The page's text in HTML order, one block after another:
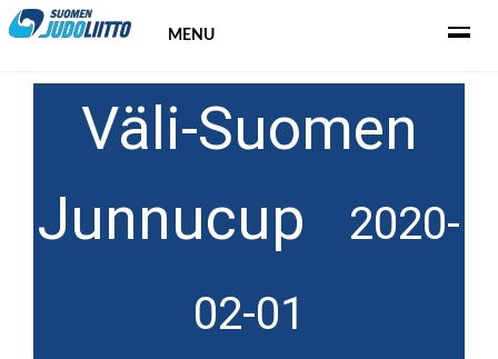
MENU
Väli-Suomen
Junnucup
2020-
02-01